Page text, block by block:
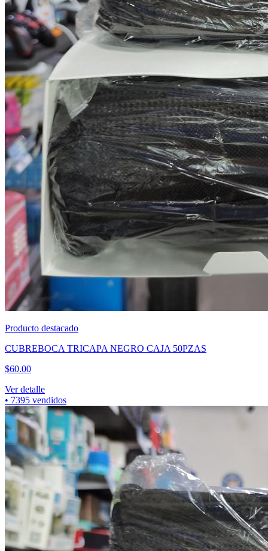
Producto destacado
CUBREBOCA TRICAPA NEGRO CAJA 50PZAS
$60.00
Ver detalle
• 7395 vendidos